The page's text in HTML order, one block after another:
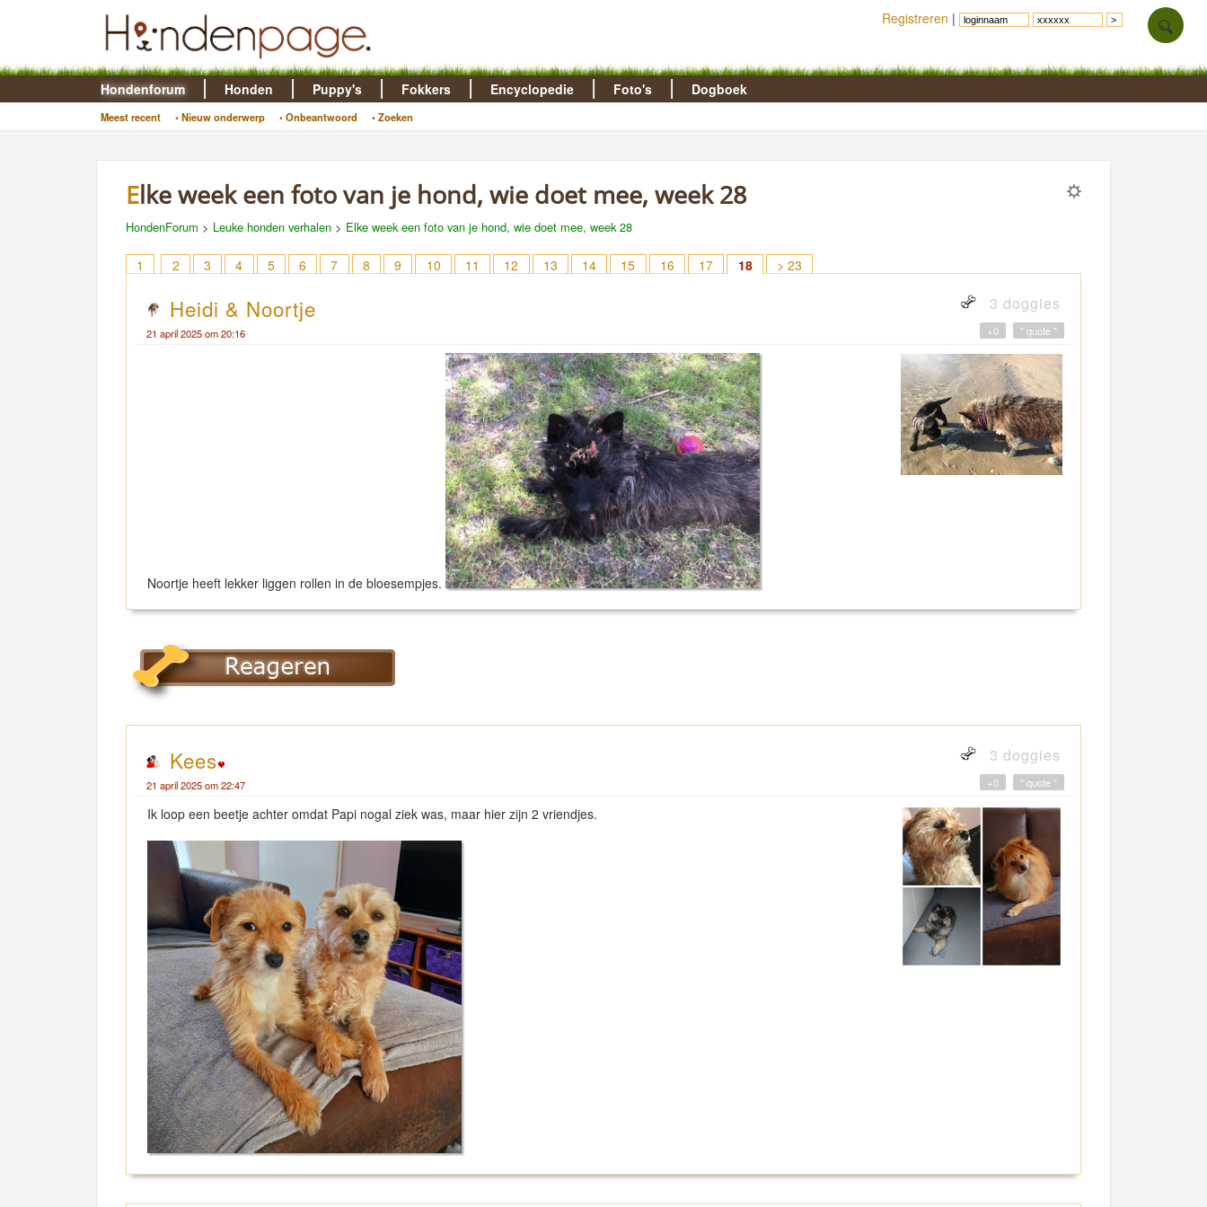
Hondenforum
Meest recent • Nieuw onderwerp • Onbeantwoord • Zoeken
Honden Puppy's Fokkers Encyclopedie Foto's Dogboek
Elke week een foto van je hond, wie doet mee, week 28
HondenForum > Leuke honden verhalen > Elke week een foto van je hond, wie doet mee, week 28
1 2 3 4 5 6 7 8 9 10 11 12 13 14 15 16 17 18 > 23
Heidi & Noortje 3 doggies
21 april 2025 om 20:16 " quote "
+0
Noortje heeft lekker liggen rollen in de bloesempjes.
Kees 3 doggies
21 april 2025 om 22:47 " quote "
+0
Ik loop een beetje achter omdat Papi nogal ziek was, maar hier zijn 2 vriendjes.
Registreren |